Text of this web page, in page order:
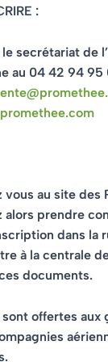
:
secrétariat de
au 04 42 94 95
vous au site des
alors prendre
dans la
à la centrale
documents.
offertes aux